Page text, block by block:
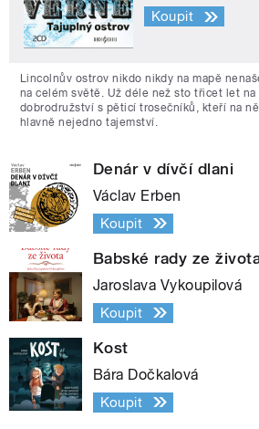
Koupit
Lincolnův ostrov nikdo nikdy na mapě
na celém světě. Už déle než sto třicet let na
dobrodružství s pěticí trosečníků, kteří na
hlavně nejedno tajemství.
Denár v dívčí dlani
Václav Erben
Koupit
Babské rady ze
Jaroslava Vykoupilová
Koupit
Kost
Bára Dočkalová
Koupit